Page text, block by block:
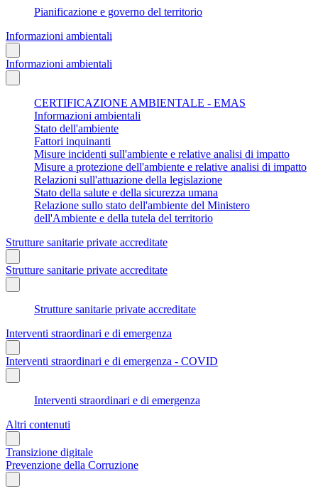
Pianificazione e governo del territorio
Informazioni ambientali
Informazioni ambientali
CERTIFICAZIONE AMBIENTALE - EMAS
Informazioni ambientali
Stato dell'ambiente
Fattori inquinanti
Misure incidenti sull'ambiente e relative analisi di impatto
Misure a protezione dell'ambiente e relative analisi di impatto
Relazioni sull'attuazione della legislazione
Stato della salute e della sicurezza umana
Relazione sullo stato dell'ambiente del Ministero
dell'Ambiente e della tutela del territorio
Strutture sanitarie private accreditate
Strutture sanitarie private accreditate
Strutture sanitarie private accreditate
Interventi straordinari e di emergenza
Interventi straordinari e di emergenza - COVID
Interventi straordinari e di emergenza
Altri contenuti
Transizione digitale
Prevenzione della Corruzione